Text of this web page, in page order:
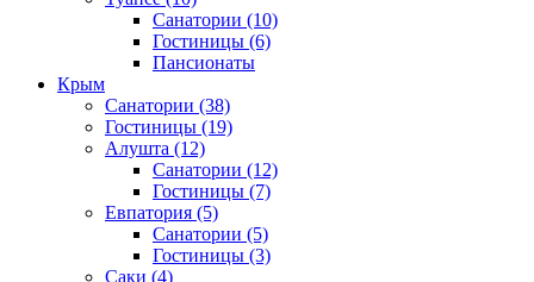
Санатории (10)
Гостиницы (6)
Пансионаты
Крым
Санатории (38)
Гостиницы (19)
Алушта (12)
Санатории (12)
Гостиницы (7)
Евпатория (5)
Санатории (5)
Гостиницы (3)
Саки (4)